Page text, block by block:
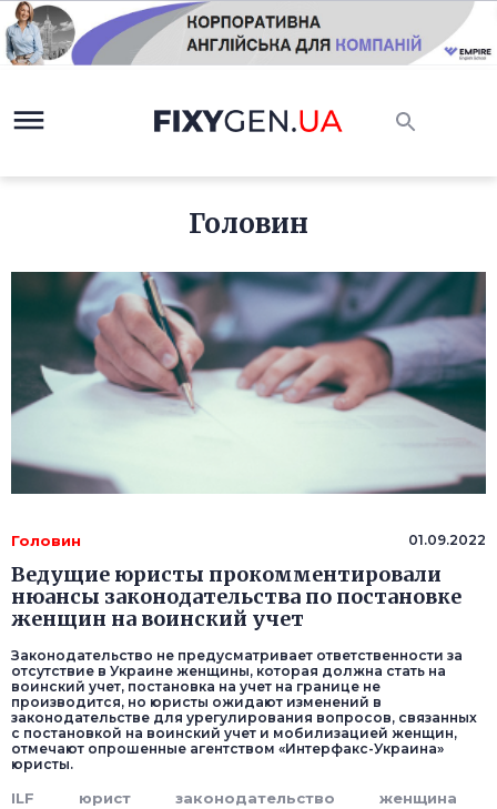
Головин
Головин 01.09.2022
Ведущие юристы прокомментировали
нюансы законодательства по постановке
женщин на воинский учет
Законодательство не предусматривает ответственности за
отсутствие в Украине женщины, которая должна стать на
воинский учет, постановка на учет на границе не
производится, но юристы ожидают изменений в
законодательстве для урегулирования вопросов, связанных
с постановкой на воинский учет и мобилизацией женщин,
отмечают опрошенные агентством «Интерфакс-Украина»
юристы.
ILF юрист законодательство женщина